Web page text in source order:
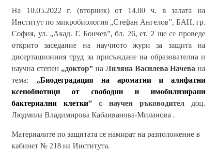
На 10.05.2022 г. (вторник) от 14.00 ч. в залата на
Институт по микробиология „Стефан Ангелов”, БАН, гр.
София, ул. „Акад. Г. Бончев”, бл. 26, ет. 2 ще се проведе
открито заседание на научното жури за защита на
дисертационния труд за присъждане на образователна и
научна степен „доктор” на Лиляна Василева Начева на
тема: „Биодеградация на ароматни и алифатни
ксенобиотици от свободни и имобилизирани
бактериални клетки” с научен ръководител доц.
Людмила Владимирова Кабаиванова-Миланова .
Материалите по защитата се намират на разположение в
кабинет № 218 на Института.